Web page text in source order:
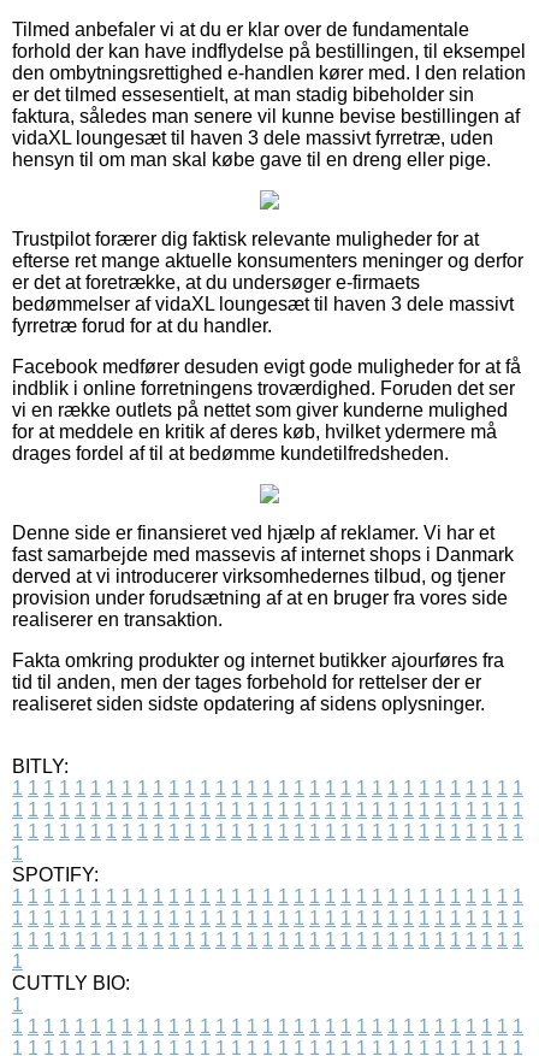
Tilmed anbefaler vi at du er klar over de fundamentale
forhold der kan have indflydelse på bestillingen, til eksempel
den ombytningsrettighed e-handlen kører med. I den relation
er det tilmed essesentielt, at man stadig bibeholder sin
faktura, således man senere vil kunne bevise bestillingen af
vidaXL loungesæt til haven 3 dele massivt fyrretræ, uden
hensyn til om man skal købe gave til en dreng eller pige.
Trustpilot forærer dig faktisk relevante muligheder for at
efterse ret mange aktuelle konsumenters meninger og derfor
er det at foretrække, at du undersøger e-firmaets
bedømmelser af vidaXL loungesæt til haven 3 dele massivt
fyrretræ forud for at du handler.
Facebook medfører desuden evigt gode muligheder for at få
indblik i online forretningens troværdighed. Foruden det ser
vi en række outlets på nettet som giver kunderne mulighed
for at meddele en kritik af deres køb, hvilket ydermere må
drages fordel af til at bedømme kundetilfredsheden.
Denne side er finansieret ved hjælp af reklamer. Vi har et
fast samarbejde med massevis af internet shops i Danmark
derved at vi introducerer virksomhedernes tilbud, og tjener
provision under forudsætning af at en bruger fra vores side
realiserer en transaktion.
Fakta omkring produkter og internet butikker ajourføres fra
tid til anden, men der tages forbehold for rettelser der er
realiseret siden sidste opdatering af sidens oplysninger.
BITLY:
1 1 1 1 1 1 1 1 1 1 1 1 1 1 1 1 1 1 1 1 1 1 1 1 1 1 1 1 1 1 1 1 1
1 1 1 1 1 1 1 1 1 1 1 1 1 1 1 1 1 1 1 1 1 1 1 1 1 1 1 1 1 1 1 1 1
1 1 1 1 1 1 1 1 1 1 1 1 1 1 1 1 1 1 1 1 1 1 1 1 1 1 1 1 1 1 1 1 1
1
SPOTIFY:
1 1 1 1 1 1 1 1 1 1 1 1 1 1 1 1 1 1 1 1 1 1 1 1 1 1 1 1 1 1 1 1 1
1 1 1 1 1 1 1 1 1 1 1 1 1 1 1 1 1 1 1 1 1 1 1 1 1 1 1 1 1 1 1 1 1
1 1 1 1 1 1 1 1 1 1 1 1 1 1 1 1 1 1 1 1 1 1 1 1 1 1 1 1 1 1 1 1 1
1
CUTTLY BIO:
1
1 1 1 1 1 1 1 1 1 1 1 1 1 1 1 1 1 1 1 1 1 1 1 1 1 1 1 1 1 1 1 1 1
1 1 1 1 1 1 1 1 1 1 1 1 1 1 1 1 1 1 1 1 1 1 1 1 1 1 1 1 1 1 1 1 1